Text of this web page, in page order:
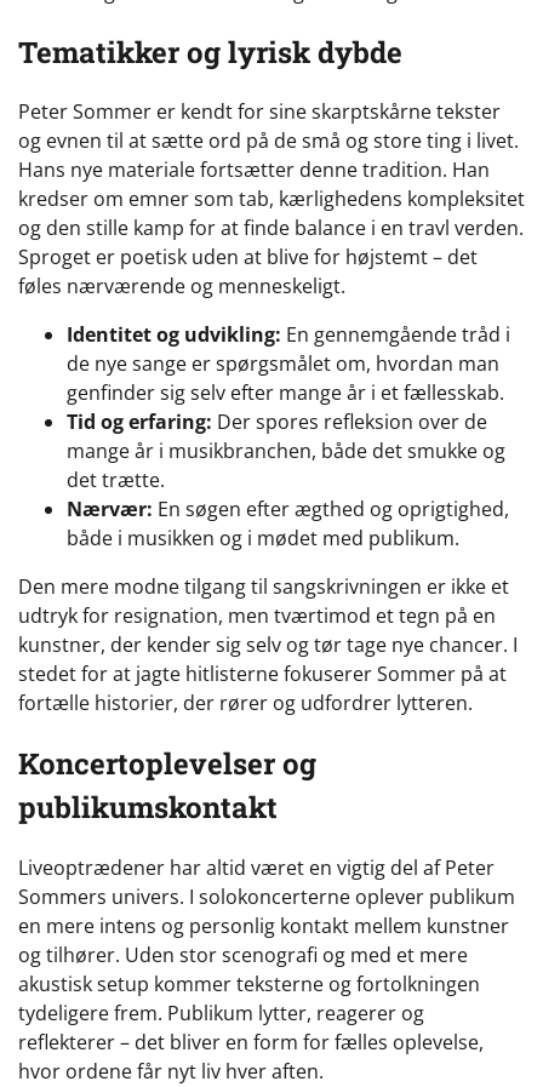
Tematikker og lyrisk dybde
Peter Sommer er kendt for sine skarptskårne tekster
og evnen til at sætte ord på de små og store ting i livet.
Hans nye materiale fortsætter denne tradition. Han
kredser om emner som tab, kærlighedens kompleksitet
og den stille kamp for at finde balance i en travl verden.
Sproget er poetisk uden at blive for højstemt – det
føles nærværende og menneskeligt.
Identitet og udvikling: En gennemgående tråd i
de nye sange er spørgsmålet om, hvordan man
genfinder sig selv efter mange år i et fællesskab.
Tid og erfaring: Der spores refleksion over de
mange år i musikbranchen, både det smukke og
det trætte.
Nærvær: En søgen efter ægthed og oprigtighed,
både i musikken og i mødet med publikum.
Den mere modne tilgang til sangskrivningen er ikke et
udtryk for resignation, men tværtimod et tegn på en
kunstner, der kender sig selv og tør tage nye chancer. I
stedet for at jagte hitlisterne fokuserer Sommer på at
fortælle historier, der rører og udfordrer lytteren.
Koncertoplevelser og
publikumskontakt
Liveoptrædener har altid været en vigtig del af Peter
Sommers univers. I solokoncerterne oplever publikum
en mere intens og personlig kontakt mellem kunstner
og tilhører. Uden stor scenografi og med et mere
akustisk setup kommer teksterne og fortolkningen
tydeligere frem. Publikum lytter, reagerer og
reflekterer – det bliver en form for fælles oplevelse,
hvor ordene får nyt liv hver aften.